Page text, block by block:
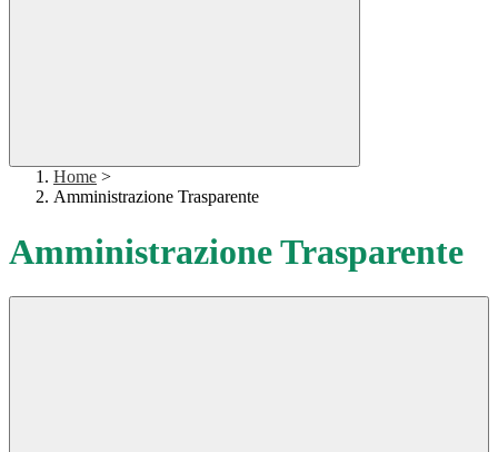
Home >
Amministrazione Trasparente
Amministrazione Trasparente